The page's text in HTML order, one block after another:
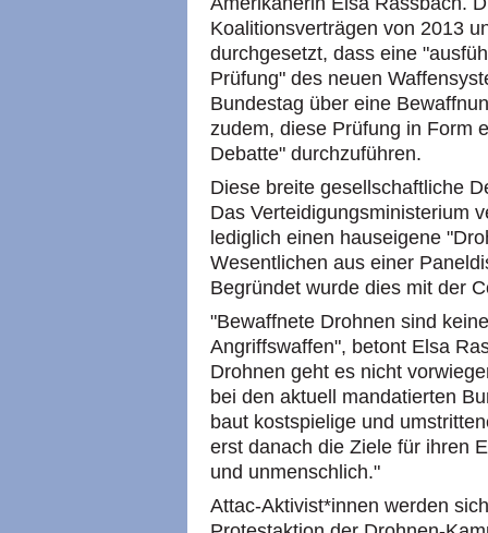
Koalitionsverträgen von 2013
durchgesetzt, dass eine
Prüfung" des neuen
Bundestag über eine
zudem, diese Prüfung in Form
Debatte" durchzuführen.
Diese breite gesellschaftliche
Das Verteidigungsministerium
lediglich einen hauseigene
Wesentlichen aus einer
Begründet wurde dies mit der
"Bewaffnete Drohnen sind
Angriffswaffen", betont Elsa
Drohnen geht es nicht
bei den aktuell mandatierten
baut kostspielige und
erst danach die Ziele für ihren
und unmenschlich."
Attac-Aktivist*innen werden